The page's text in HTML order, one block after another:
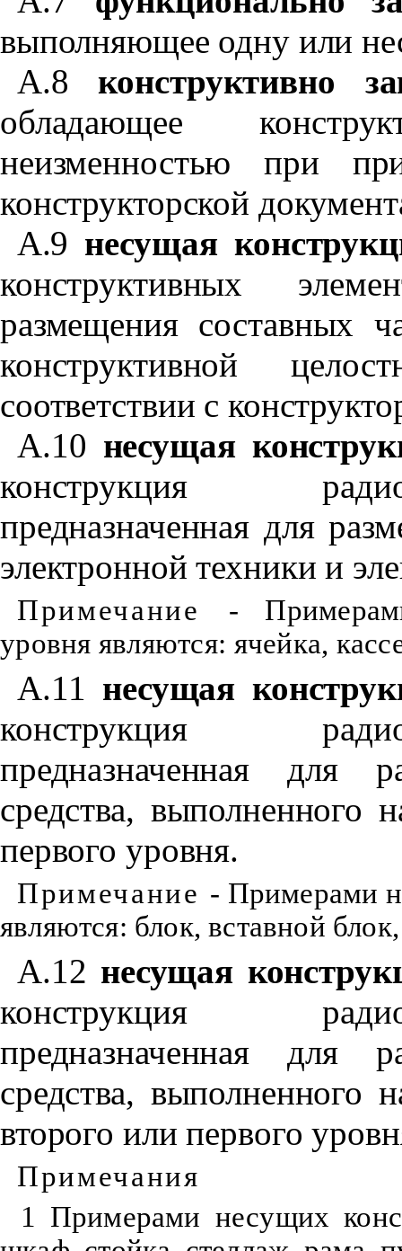
выполняющее одну или
А.8конструктивно
обладающее
неизменностью при
конструкторской
А.9 несущая
конструктивных
размещения составных
конструктивной
соответствии с
А.10 несущая
конструкция
предназначенная для
электронной техники и
Примечание -
уровня являются: ячейка,
А.11 несущая
конструкция
предназначенная для
средства, выполненного
первого уровня.
Примечание - Примерами
являются: блок, вставной
А.12 несущая
конструкция
предназначенная для
средства, выполненного
второго или первого
Примечания
1 Примерами несущих